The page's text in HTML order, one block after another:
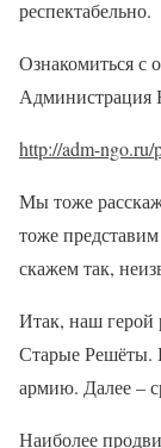
респектабельно.
Ознакомиться с
http://adm-ngo.ru/
Мы тоже
тоже
скажем так,
Итак, наш герой
Старые Решёты.
армию. Далее –
Наиболее